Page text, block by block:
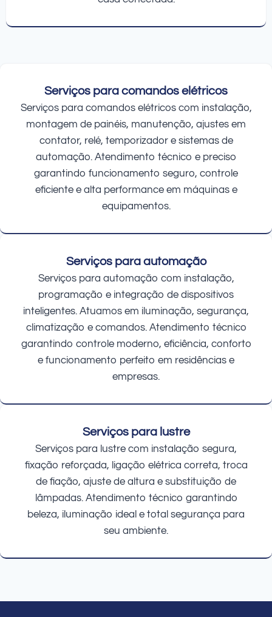
Serviços para comandos elétricos
Serviços para comandos elétricos com instalação,
montagem de painéis, manutenção, ajustes em
contator, relé, temporizador e sistemas de
automação. Atendimento técnico e preciso
garantindo funcionamento seguro, controle
eficiente e alta performance em máquinas e
equipamentos.
Serviços para automação
Serviços para automação com instalação,
programação e integração de dispositivos
inteligentes. Atuamos em iluminação, segurança,
climatização e comandos. Atendimento técnico
garantindo controle moderno, eficiência, conforto
e funcionamento perfeito em residências e
empresas.
Serviços para lustre
Serviços para lustre com instalação segura,
fixação reforçada, ligação elétrica correta, troca
de fiação, ajuste de altura e substituição de
lâmpadas. Atendimento técnico garantindo
beleza, iluminação ideal e total segurança para
seu ambiente.